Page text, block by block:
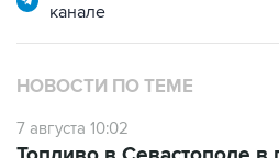
НОВОСТИ ПО ТЕМЕ
7 августа 10:02
продажу на десять АЗС